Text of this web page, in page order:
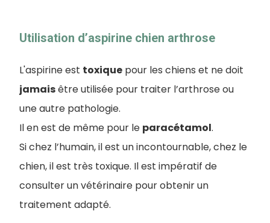
Utilisation d’aspirine chien arthrose
L'aspirine est toxique pour les chiens et ne doit
jamaisêtre utilisée pour traiter l’arthrose ou
une autre pathologie.
Il en est de même pour le paracétamol.
Si chez l’humain, il est un incontournable, chez le
chien, il est très toxique. Il est impératif de
consulter un vétérinaire pour obtenir un
traitement adapté.